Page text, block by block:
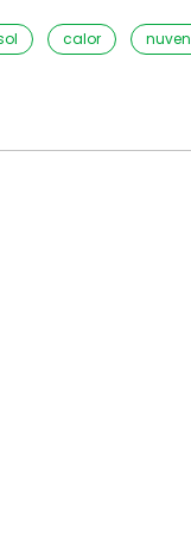
calor